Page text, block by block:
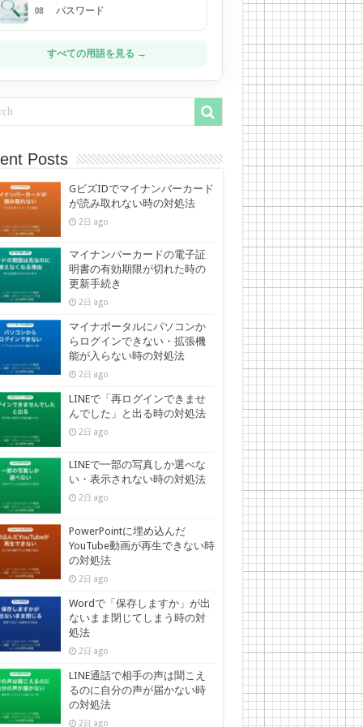
08 パスワード
すべての用語を見る →
Posts
GビズIDでマイナンバーカード
が読み取れない時の対処法
2日 ago
マイナンバーカードの電子証
明書の有効期限が切れた時の
更新手続き
2日 ago
マイナポータルにパソコンか
らログインできない・拡張機
能が入らない時の対処法
2日 ago
LINEで「再ログインできませ
んでした」と出る時の対処法
2日 ago
LINEで一部の写真しか選べな
い・表示されない時の対処法
2日 ago
PowerPointに埋め込んだ
YouTube動画が再生できない時
の対処法
2日 ago
Wordで「保存しますか」が出
ないまま閉じてしまう時の対
処法
2日 ago
LINE通話で相手の声は聞こえ
るのに自分の声が届かない時
の対処法
2日 ago